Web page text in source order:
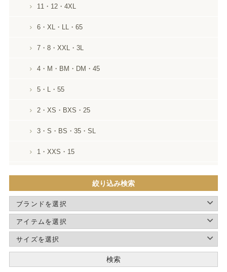
11・12・4XL
6・XL・LL・65
7・8・XXL・3L
4・M・BM・DM・45
5・L・55
2・XS・BXS・25
3・S・BS・35・SL
1・XXS・15
絞り込み検索
検索